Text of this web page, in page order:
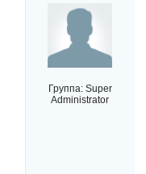
Группа: Super
Administrator